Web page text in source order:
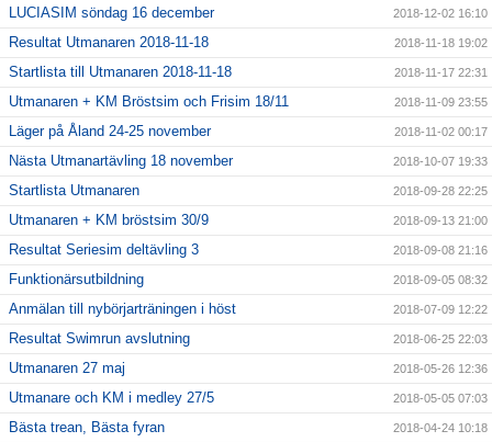
LUCIASIM söndag 16 december 2018-12-02 16:10
Resultat Utmanaren 2018-11-18 2018-11-18 19:02
Startlista till Utmanaren 2018-11-18 2018-11-17 22:31
Utmanaren + KM Bröstsim och Frisim 18/11 2018-11-09 23:55
Läger på Åland 24-25 november 2018-11-02 00:17
Nästa Utmanartävling 18 november 2018-10-07 19:33
Startlista Utmanaren 2018-09-28 22:25
Utmanaren + KM bröstsim 30/9 2018-09-13 21:00
Resultat Seriesim deltävling 3 2018-09-08 21:16
Funktionärsutbildning 2018-09-05 08:32
Anmälan till nybörjarträningen i höst 2018-07-09 12:22
Resultat Swimrun avslutning 2018-06-25 22:03
Utmanaren 27 maj 2018-05-26 12:36
Utmanare och KM i medley 27/5 2018-05-05 07:03
Bästa trean, Bästa fyran 2018-04-24 10:18